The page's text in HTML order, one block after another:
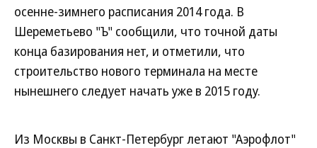
осенне-зимнего расписания 2014 года. В
Шереметьево "Ъ" сообщили, что точной даты
конца базирования нет, и отметили, что
строительство нового терминала на месте
нынешнего следует начать уже в 2015 году.
Из Москвы в Санкт-Петербург летают "Аэрофлот"